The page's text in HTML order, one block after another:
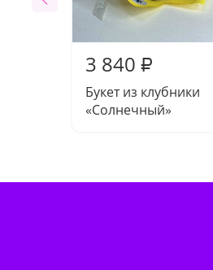
3 840 ₽
Букет из клубники
«Солнечный»